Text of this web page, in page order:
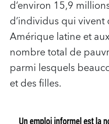
d’environ 15,9
d’individus qui
Amérique latine et
nombre total de
parmi lesquels
et des filles.